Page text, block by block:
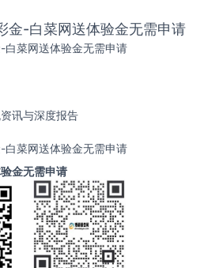
金-白菜网送体验金无需申请
白菜网送体验金无需申请
讯与深度报告
白菜网送体验金无需申请
金无需申请